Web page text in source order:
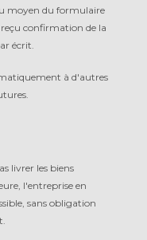
moyen du formulaire
confirmation de la
écrit.
à d'autres
livrer les biens
l'entreprise en
sans obligation